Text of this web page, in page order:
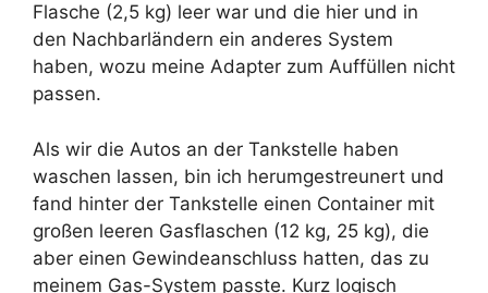
Flasche (2,5 kg) leer war und die hier und in
den Nachbarländern ein anderes System
haben, wozu meine Adapter zum Auffüllen nicht
passen.
Als wir die Autos an der Tankstelle haben
waschen lassen, bin ich herumgestreunert und
fand hinter der Tankstelle einen Container mit
großen leeren Gasflaschen (12 kg, 25 kg), die
aber einen Gewindeanschluss hatten, das zu
meinem Gas-System passte. Kurz logisch